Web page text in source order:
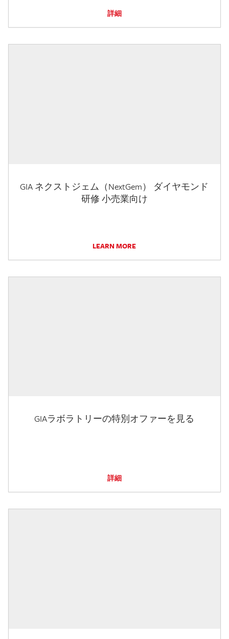
詳細
GIA ネクストジェム（NextGem） ダイヤモンド
研修 小売業向け
LEARN MORE
GIAラボラトリーの特別オファーを見る
詳細